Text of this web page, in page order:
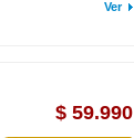
Ver
$ 59.990